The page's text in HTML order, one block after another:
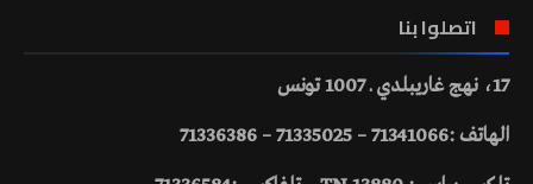
اتصلوا بنا
17، نهج غاريبلدي ـ 1007 تونس
الهاتف :71341066 – 71335025 – 71336386